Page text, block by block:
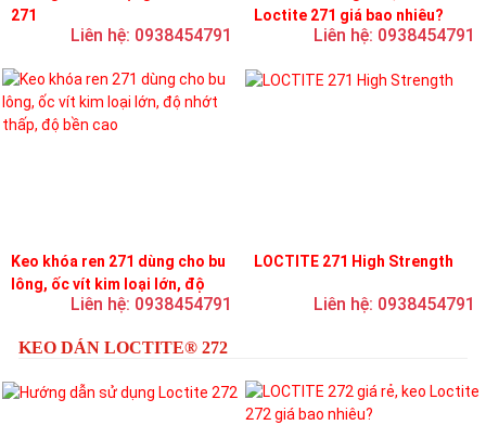
271
Liên hệ: 0938454791
Loctite 271 giá bao nhiêu?
Liên hệ: 0938454791
Keo khóa ren 271 dùng cho bu
lông, ốc vít kim loại lớn, độ
nhớt thấp, độ bền cao
Liên hệ: 0938454791
LOCTITE 271 High Strength
Liên hệ: 0938454791
KEO DÁN LOCTITE® 272